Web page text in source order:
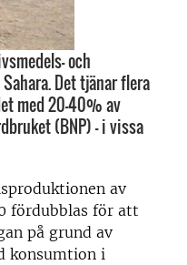
och
Det tjänar flera
med 20-40% av
(BNP) - i vissa
av
fördubblas för att
på grund av
konsumtion i